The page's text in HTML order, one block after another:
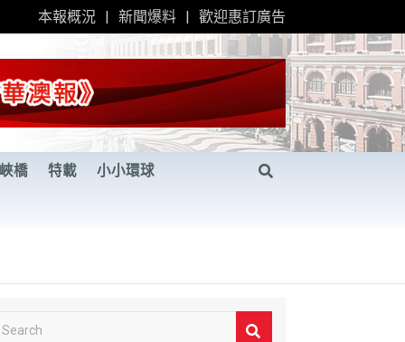
本報概況 新聞爆料 歡迎惠訂廣告
橋 特載 小小環球